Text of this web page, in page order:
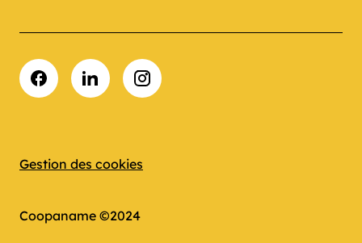
Gestion des cookies
Coopaname ©2024